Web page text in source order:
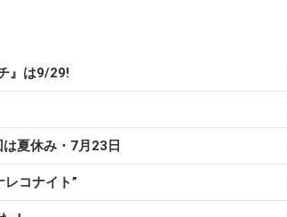
』は9/29!
夏休み・7月23日
コナイト”